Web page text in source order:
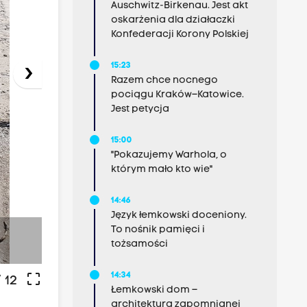
fot: G. Krzywak
›
crop_free
Auschwitz-Birkenau. Jest akt
oskarżenia dla działaczki
Konfederacji Korony Polskiej
15:23
Razem chce nocnego
pociągu Kraków–Katowice.
Jest petycja
15:00
"Pokazujemy Warhola, o
którym mało kto wie"
14:46
Język łemkowski doceniony.
To nośnik pamięci i
tożsamości
14:34
Łemkowski dom –
architektura zapomnianej